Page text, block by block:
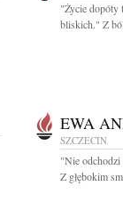
"Życie dopóty
bliskich." Z
EWA
SZCZECIN
"Nie odchodzi
Z głębokim